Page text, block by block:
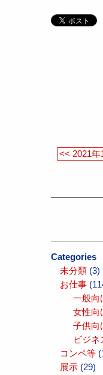
<< 2021
Categories
未分類(3)
お仕事
一般向
女性向
子供向
ビジネ
コンペ等
展示(29)